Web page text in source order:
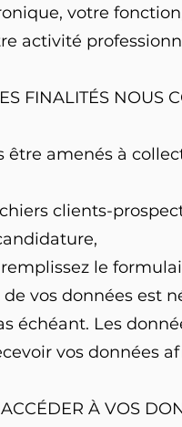
votre
activité
FINALITÉS NOUS
être amenés à
clients-
remplissez le
vos données est
échéant. Les
vos données
À VOS